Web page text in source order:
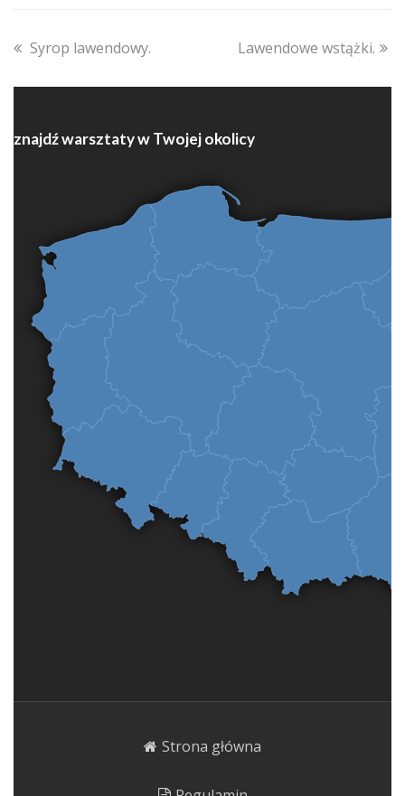
previous
Syrop lawendowy.
next
Lawendowe wstążki.
znajdź warsztaty w Twojej okolicy
Strona główna